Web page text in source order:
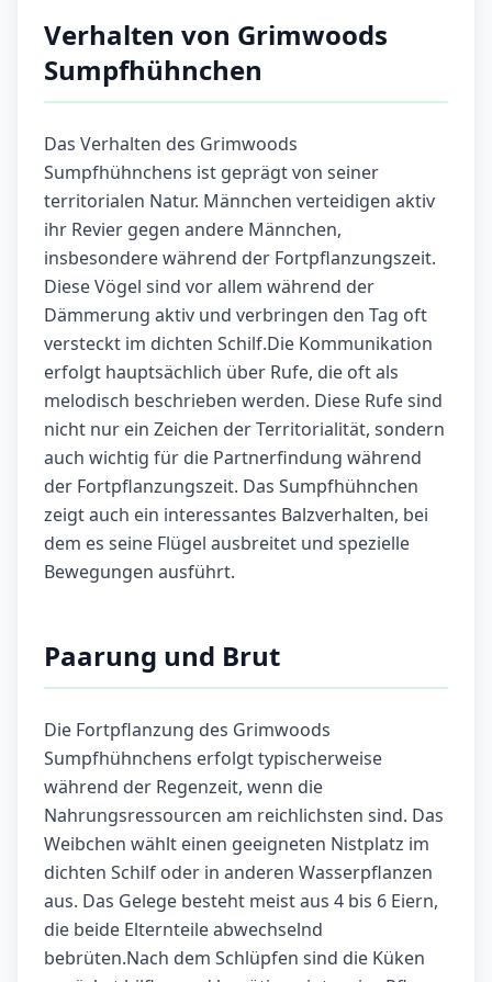
Verhalten von Grimwoods
Sumpfhühnchen
Das Verhalten des Grimwoods
Sumpfhühnchens ist geprägt von seiner
territorialen Natur. Männchen verteidigen aktiv
ihr Revier gegen andere Männchen,
insbesondere während der Fortpflanzungszeit.
Diese Vögel sind vor allem während der
Dämmerung aktiv und verbringen den Tag oft
versteckt im dichten Schilf.Die Kommunikation
erfolgt hauptsächlich über Rufe, die oft als
melodisch beschrieben werden. Diese Rufe sind
nicht nur ein Zeichen der Territorialität, sondern
auch wichtig für die Partnerfindung während
der Fortpflanzungszeit. Das Sumpfhühnchen
zeigt auch ein interessantes Balzverhalten, bei
dem es seine Flügel ausbreitet und spezielle
Bewegungen ausführt.
Paarung und Brut
Die Fortpflanzung des Grimwoods
Sumpfhühnchens erfolgt typischerweise
während der Regenzeit, wenn die
Nahrungsressourcen am reichlichsten sind. Das
Weibchen wählt einen geeigneten Nistplatz im
dichten Schilf oder in anderen Wasserpflanzen
aus. Das Gelege besteht meist aus 4 bis 6 Eiern,
die beide Elternteile abwechselnd
bebrüten.Nach dem Schlüpfen sind die Küken